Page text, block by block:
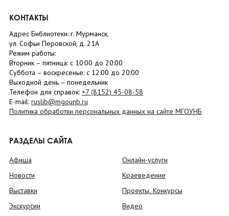
КОНТАКТЫ
Адрес Библиотеки: г. Мурманск,
ул. Софьи Перовской, д. 21А
Режим работы:
Вторник – пятница: с 10:00 до 20:00
Суббота – воскресенье: c 12:00 до 20:00
Выходной день – понедельник
Телефон для справок: +7 (8152) 45-08-58
E-mail: ruslib@mgounb.ru
Политика обработки персональных данных на сайте МГОУНБ
РАЗДЕЛЫ САЙТА
Афиша
Новости
Выставки
Экскурсии
Онлайн-услуги
Краеведение
Проекты. Конкурсы
Видео